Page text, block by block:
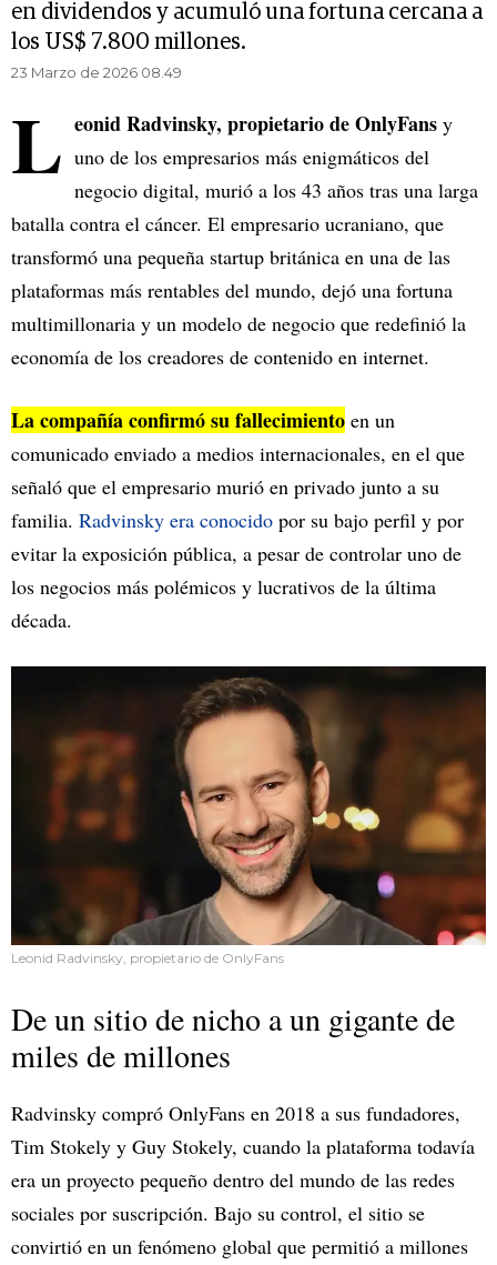
en dividendos y acumuló una fortuna cercana a
los US$ 7.800 millones.
23 Marzo de 2026 08.49
L eonid Radvinsky, propietario de OnlyFans y
uno de los empresarios más enigmáticos del
negocio digital, murió a los 43 años tras una larga
batalla contra el cáncer. El empresario ucraniano, que
transformó una pequeña startup británica en una de las
plataformas más rentables del mundo, dejó una fortuna
multimillonaria y un modelo de negocio que redefinió la
economía de los creadores de contenido en internet.
La compañía confirmó su fallecimiento en un
comunicado enviado a medios internacionales, en el que
señaló que el empresario murió en privado junto a su
familia. Radvinsky era conocido por su bajo perfil y por
evitar la exposición pública, a pesar de controlar uno de
los negocios más polémicos y lucrativos de la última
década.
Leonid Radvinsky, propietario de OnlyFans
De un sitio de nicho a un gigante de
miles de millones
Radvinsky compró OnlyFans en 2018 a sus fundadores,
Tim Stokely y Guy Stokely, cuando la plataforma todavía
era un proyecto pequeño dentro del mundo de las redes
sociales por suscripción. Bajo su control, el sitio se
convirtió en un fenómeno global que permitió a millones